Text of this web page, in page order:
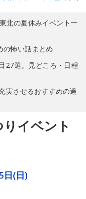
北の夏休みイベント一
の怖い話まとめ
27選。見どころ・日程
実させるおすすめの過
イベント
日(日)